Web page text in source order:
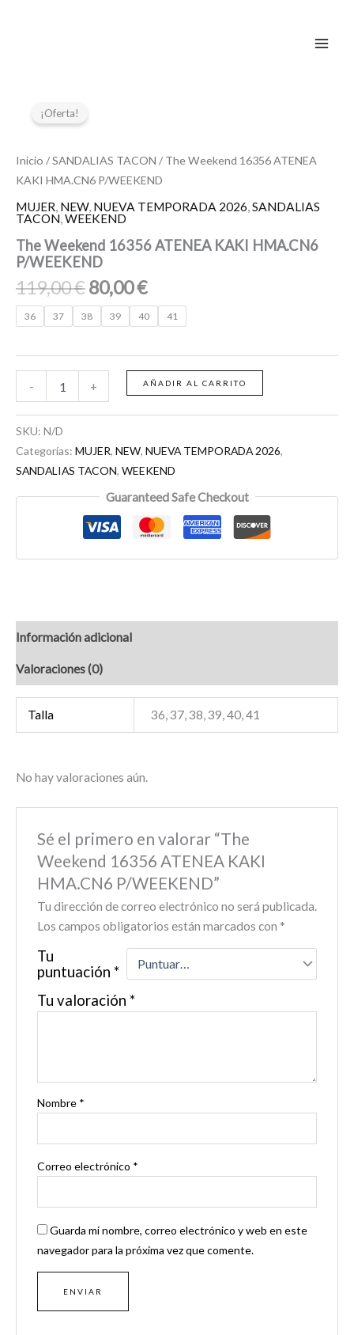
¡Oferta!
Inicio /SANDALIAS TACON / The Weekend 16356 ATENEA
KAKI HMA.CN6 P/WEEKEND
MUJER, NEW, NUEVA TEMPORADA 2026,SANDALIAS
TACON,WEEKEND
The Weekend 16356 ATENEA KAKI HMA.CN6
P/WEEKEND
119,00€
era:
119,00 €.
80,00€
es:
80,00 €.
36 37 38 39 40 41
-
Weekend
16356
KAKI
P/WEEKEND
cantidad
+ AÑADIR AL CARRITO
SKU: N/D
Categorías: MUJER, NEW, NUEVA TEMPORADA 2026,
SANDALIAS TACON, WEEKEND
Guaranteed Safe Checkout
Información adicional
Valoraciones (0)
Talla 36, 37, 38, 39, 40, 41
No hay valoraciones aún.
Sé el primero en valorar “The
Weekend 16356 ATENEA KAKI
HMA.CN6 P/WEEKEND”
Tu dirección de correo electrónico no será publicada.
Los campos obligatorios están marcados con *
Tu
puntuación *
Tu valoración *
Nombre *
Correo electrónico *
Guarda mi nombre, correo electrónico y web en este
navegador para la próxima vez que comente.